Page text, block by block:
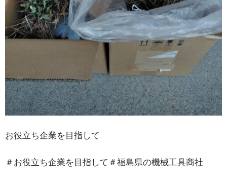
お役立ち企業を目指して
＃お役立ち企業を目指して＃福島県の機械工具商社